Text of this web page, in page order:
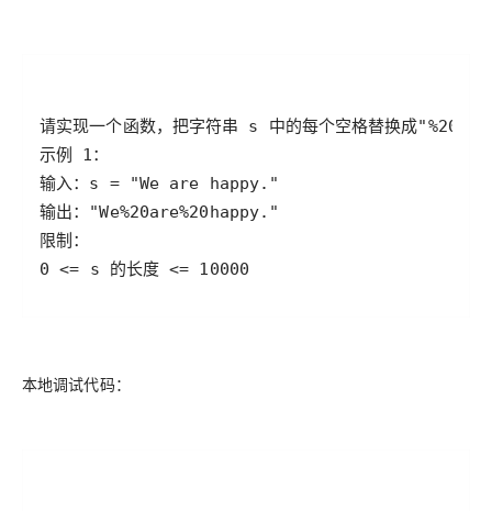
0 <= s 的长度 <= 10000
本地调试代码：